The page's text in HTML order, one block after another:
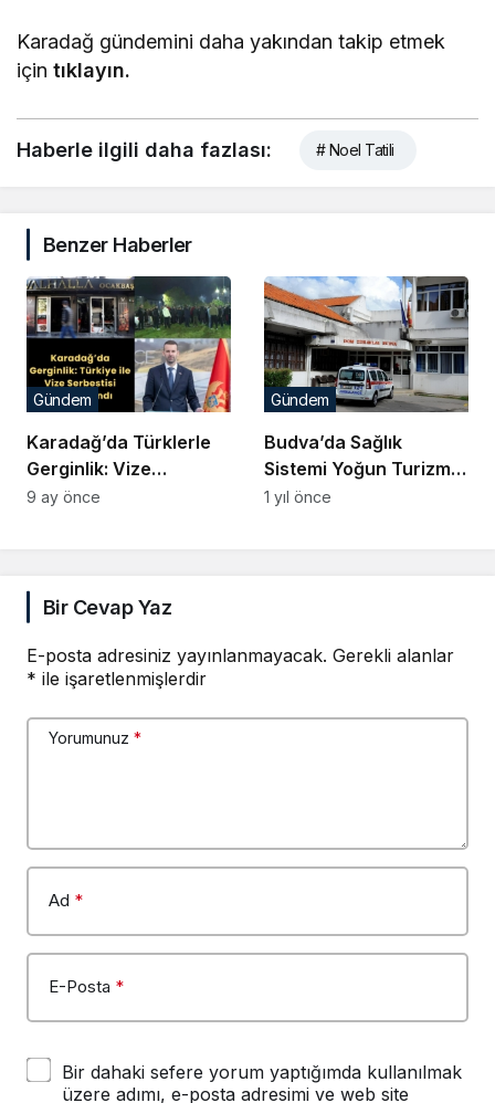
Karadağ gündemini daha yakından takip etmek
için tıklayın.
Haberle ilgili daha fazlası: # Noel Tatili
Benzer Haberler
Karadağ’da Türklerle
Gerginlik: Vize
Serbestisi Askıya Alındı
Gündem
9 ay önce
Budva’da Sağlık
Sistemi Yoğun Turizm
Baskısı Altında
Gündem
1 yıl önce
Bir Cevap Yaz
E-posta adresiniz yayınlanmayacak. Gerekli alanlar
* ile işaretlenmişlerdir
Yorumunuz *
Ad *
E-Posta *
Bir dahaki sefere yorum yaptığımda kullanılmak
üzere adımı, e-posta adresimi ve web site